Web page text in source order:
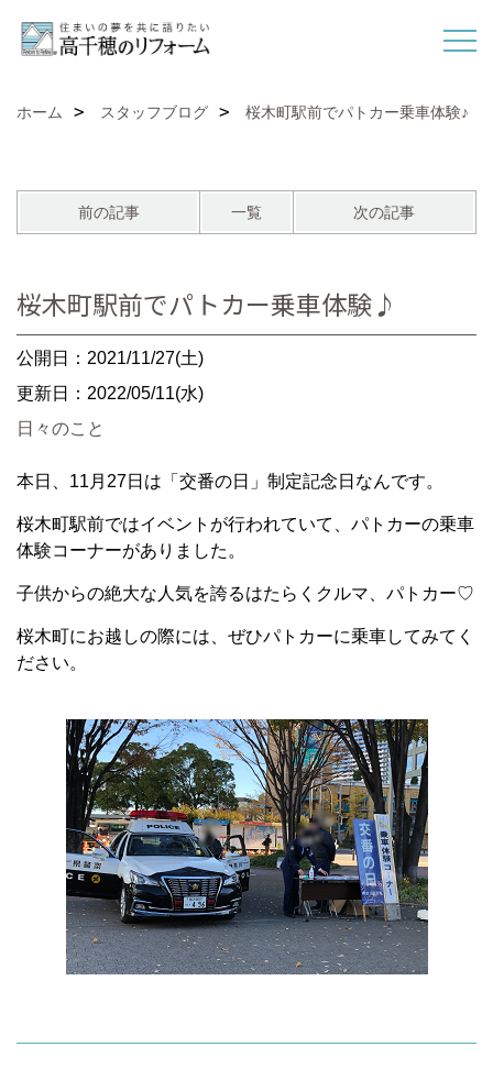
ホーム スタッフブログ 桜木町駅前でパトカー乗車体験♪
前の記事 一覧 次の記事
桜木町駅前でパトカー乗車体験♪
公開日：2021/11/27(土)
更新日：2022/05/11(水)
日々のこと
本日、11月27日は「交番の日」制定記念日なんです。
桜木町駅前ではイベントが行われていて、パトカーの乗車
体験コーナーがありました。
子供からの絶大な人気を誇るはたらくクルマ、パトカー♡
桜木町にお越しの際には、ぜひパトカーに乗車してみてく
ださい。